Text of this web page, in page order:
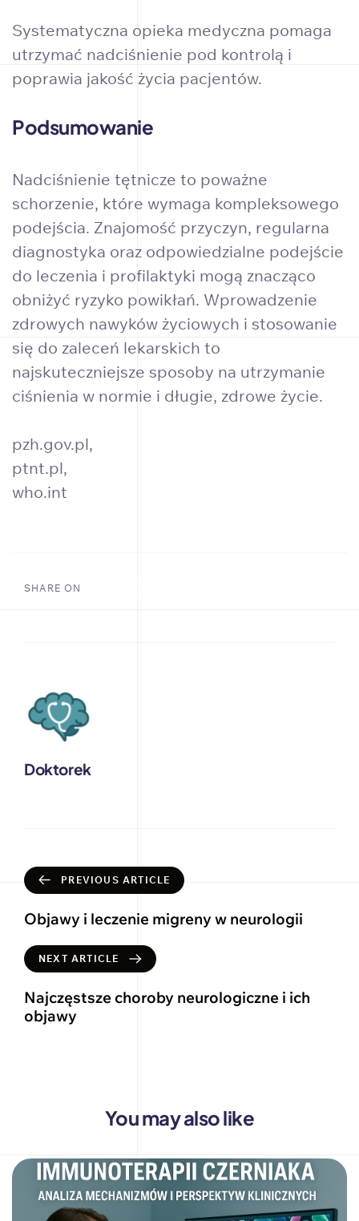
Systematyczna opieka medyczna pomaga
utrzymać nadciśnienie pod kontrolą i
poprawia jakość życia pacjentów.
Podsumowanie
Nadciśnienie tętnicze to poważne
schorzenie, które wymaga kompleksowego
podejścia. Znajomość przyczyn, regularna
diagnostyka oraz odpowiedzialne podejście
do leczenia i profilaktyki mogą znacząco
obniżyć ryzyko powikłań. Wprowadzenie
zdrowych nawyków życiowych i stosowanie
się do zaleceń lekarskich to
najskuteczniejsze sposoby na utrzymanie
ciśnienia w normie i długie, zdrowe życie.
pzh.gov.pl,
ptnt.pl,
who.int
SHARE ON
Doktorek
PREVIOUS ARTICLE
Objawy i leczenie migreny w neurologii
NEXT ARTICLE
Najczęstsze choroby neurologiczne i ich
objawy
You may also like